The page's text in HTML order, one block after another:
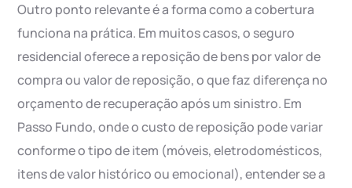
Outro ponto relevante é a forma como a cobertura
funciona na prática. Em muitos casos, o seguro
residencial oferece a reposição de bens por valor de
compra ou valor de reposição, o que faz diferença no
orçamento de recuperação após um sinistro. Em
Passo Fundo, onde o custo de reposição pode variar
conforme o tipo de item (móveis, eletrodomésticos,
itens de valor histórico ou emocional), entender se a